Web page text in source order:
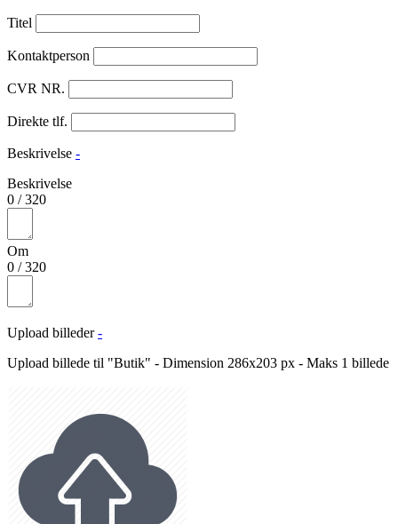
Titel
Kontaktperson
CVR NR.
Direkte tlf.
Beskrivelse -
Beskrivelse
0 /320
Om
0 /320
Upload billeder -
Upload billede til "Butik" - Dimension 286x203 px - Maks 1 billede